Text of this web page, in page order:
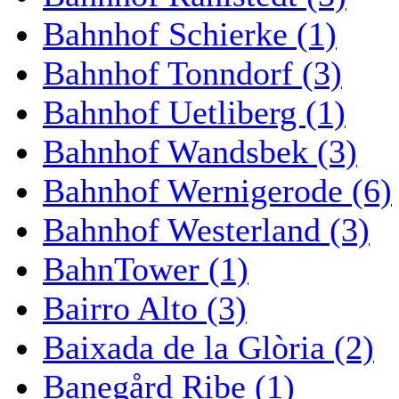
Bahnhof Schierke (1)
Bahnhof Tonndorf (3)
Bahnhof Uetliberg (1)
Bahnhof Wandsbek (3)
Bahnhof Wernigerode (6)
Bahnhof Westerland (3)
BahnTower (1)
Bairro Alto (3)
Baixada de la Glòria (2)
Banegård Ribe (1)